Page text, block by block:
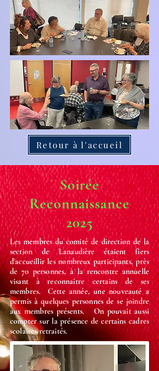
Retour à l'accueil
Soirée
Reconnaissance
2025
Les membres du comité de direction de la
section de Lanaudière étaient fiers
d'accueillir les nombreux participants, près
de 70 personnes, à la rencontre annuelle
visant à reconnaitre certains de ses
membres. Cette année, une nouveauté a
permis à quelques personnes de se joindre
aux membres présents. On pouvait aussi
compter sur la présence de certains cadres
scolaires retraités.